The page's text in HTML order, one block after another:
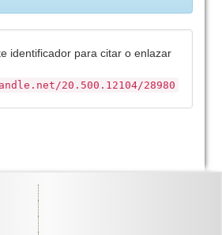
identificador para citar o enlazar
20.500.12104/28980